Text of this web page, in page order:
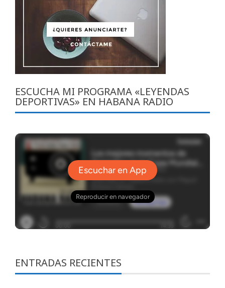
ESCUCHA MI PROGRAMA «LEYENDAS
DEPORTIVAS» EN HABANA RADIO
ENTRADAS RECIENTES